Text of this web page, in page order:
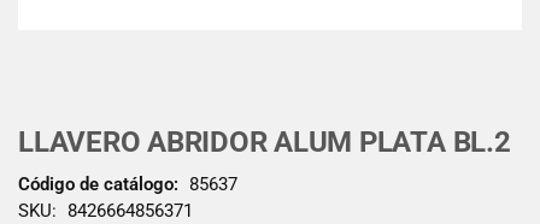
LLAVERO ABRIDOR ALUM PLATA BL.2
Código de catálogo: 85637
SKU: 8426664856371